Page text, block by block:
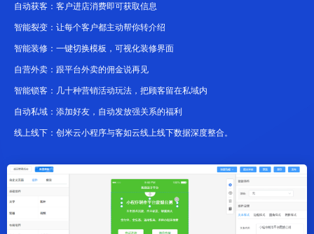
自动获客：客户进店消费即可获取信息
智能裂变：让每个客户都主动帮你转介绍
智能装修：一键切换模板，可视化装修界面
自营外卖：跟平台外卖的佣金说再见
智能锁客：几十种营销活动玩法，把顾客留在私域内
自动私域：添加好友，自动发放强关系的福利
线上线下：创米云小程序与客如云线上线下数据深度整合。